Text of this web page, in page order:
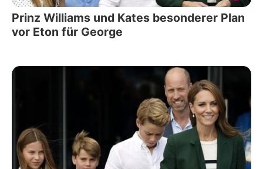
Prinz Williams und Kates besonderer Plan
vor Eton für George